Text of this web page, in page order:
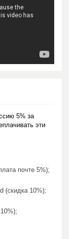
5% за
эти
почте 5%);
(скидка 10%);